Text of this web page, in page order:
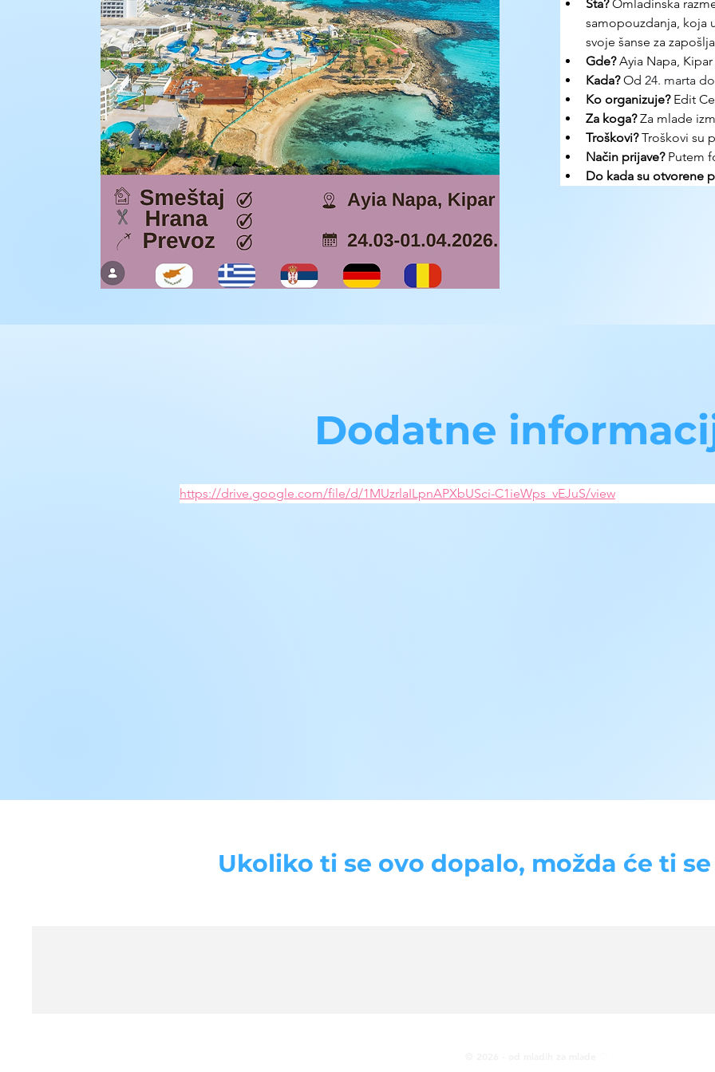
Šta? Omladinska
samopouzdanja, koja
svoje šanse za
Gde? Ayia Napa, Kipar
Kada? Od 24. marta
Ko organizuje? Edit
Za koga? Za mlade
Troškovi? Troškovi su
Način prijave? Putem
Do kada su otvorene
Dodatne
https://drive.google.com/file/d/1MUzrlaILpnAPXbUSci-C1ieWps_vEJuS/view
Ukoliko ti se ovo dopalo, možda će ti